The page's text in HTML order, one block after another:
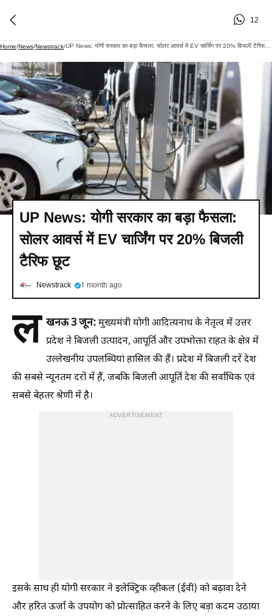
12
Home/News/Newstrack/ UP News: योगी सरकार का बड़ा फैसला: सोलर आवर्स में EV चार्जिंग पर 20% बिजली टैरिफ छूट
UP News: योगी सरकार का बड़ा फैसला:
सोलर आवर्स में EV चार्जिंग पर 20% बिजली
टैरिफ छूट
Newstrack 1 month ago
ल खनऊ 3 जून:मुख्यमंत्री योगी आदित्यनाथ के नेतृत्व में उत्तर
प्रदेश ने बिजली उत्पादन, आपूर्ति और उपभोक्ता राहत के क्षेत्र में
उल्लेखनीय उपलब्धियां हासिल की हैं। प्रदेश में बिजली दरें देश
की सबसे न्यूनतम दरों में हैं, जबकि बिजली आपूर्ति देश की सर्वाधिक एवं
सबसे बेहतर श्रेणी में है।
ADVERTISEMENT
इसके साथ ही योगी सरकार ने इलेक्ट्रिक व्हीकल (ईवी) को बढ़ावा देने
और हरित ऊर्जा के उपयोग को प्रोत्साहित करने के लिए बड़ा कदम उठाया